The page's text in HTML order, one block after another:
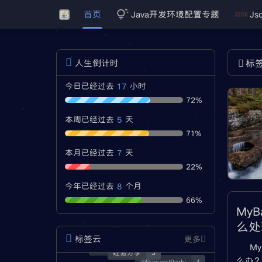
首页 Java开发环境配置专题
标
么
人生倒计时
今日已经过去 17 小时
72%
本周已经过去 5 天
71%
本月已经过去 7 天
22%
今年已经过去 8 个月
66%
标签云 更多
经验分享
3